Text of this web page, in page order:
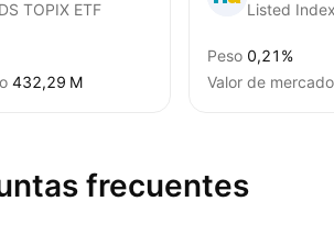
TOPIX ETF
‪432,29 M‬
Listed
Peso 0,21%
Valor de mercado
frecuentes